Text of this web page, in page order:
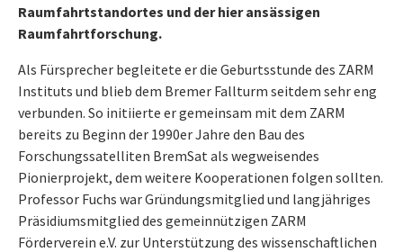
Raumfahrtstandortes und der hier ansässigen
Raumfahrtforschung.
Als Fürsprecher begleitete er die Geburtsstunde des ZARM
Instituts und blieb dem Bremer Fallturm seitdem sehr eng
verbunden. So initiierte er gemeinsam mit dem ZARM
bereits zu Beginn der 1990er Jahre den Bau des
Forschungssatelliten BremSat als wegweisendes
Pionierprojekt, dem weitere Kooperationen folgen sollten.
Professor Fuchs war Gründungsmitglied und langjähriges
Präsidiumsmitglied des gemeinnützigen ZARM
Förderverein e.V. zur Unterstützung des wissenschaftlichen